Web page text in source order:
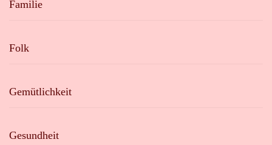
Familie
Folk
Gemütlichkeit
Gesundheit